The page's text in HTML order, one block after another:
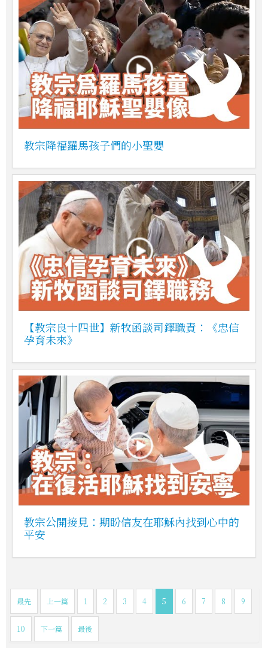
教宗降福羅馬孩子們的小聖嬰
【教宗良十四世】新牧函談司鐸職責：《忠信
孕育未來》
教宗公開接見：期盼信友在耶穌內找到心中的
平安
最先 上一篇 1 2 3 4 5 6 7 8 9
10 下一篇 最後